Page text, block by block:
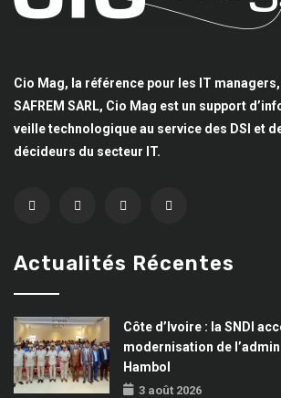
Cio Mag, la référence pour les IT managers,
SAFREM SARL, Cio Mag est un support
veille technologique au service des DSI et
décideurs du secteur IT.
Actualités Récentes
Côte d’Ivoire : la SNDI
modernisation de
Hambol
3 août 2026